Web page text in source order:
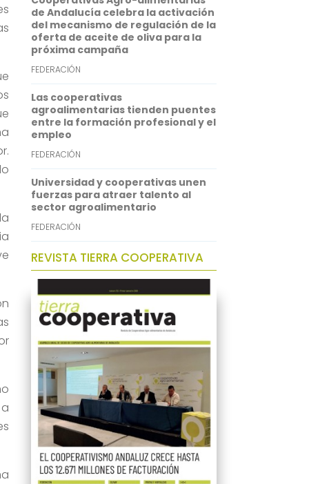
p
I
n
de Andalucía celebra la activación
del mecanismo de regulación de la
oferta de aceite de oliva para la
próxima campaña
FEDERACIÓN
Las cooperativas
agroalimentarias tienden puentes
entre la formación profesional y el
empleo
FEDERACIÓN
Universidad y cooperativas unen
fuerzas para atraer talento al
sector agroalimentario
FEDERACIÓN
REVISTA TIERRA COOPERATIVA